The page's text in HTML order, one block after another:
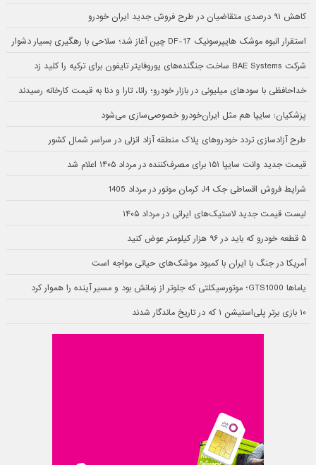
کاهش ۹۱ درصدی متقاضیان در طرح فروش جدید ایران خودرو
استقرار انبوه موشک هایپرسونیک DF-17 چین آغاز شد؛ سلاحی با رهگیری بسیار دشوار
شرکت BAE Systems ساخت جنگنده‌های یوروفایتر تایفون برای ترکیه را کلید زد
خداحافظی با سودهای میلیونی در بازار خودرو؛ رانا، تارا و دنا به قیمت کارخانه رسیدند
پزشکیان: سایپا هم مثل ایران‌خودرو خصوصی‌سازی می‌شود
طرح آزادسازی تردد خودروهای پلاک منطقه آزاد انزلی در سراسر شمال کشور
قیمت جدید وانت سایپا ۱۵۱ برای مصرف‌کننده در مرداد ۱۴۰۵ اعلام شد
شرایط فروش اقساطی جک J4 کرمان موتور در مرداد 1405
لیست قیمت جدید لاستیک‌های ایرانی در مرداد ۱۴۰۵
۵ قطعه خودرو که باید در ۹۶ هزار کیلومتر عوض کنید
آمریکا در جنگ با ایران با کمبود موشک‌های حیاتی مواجه است
یاماها GTS1000؛ موتورسیکلتی که جلوتر از زمانش بود و مسیر آینده را هموار کرد
۱۰ بازی برتر پلی‌استیشن ۱ که در تاریخ ماندگار شدند